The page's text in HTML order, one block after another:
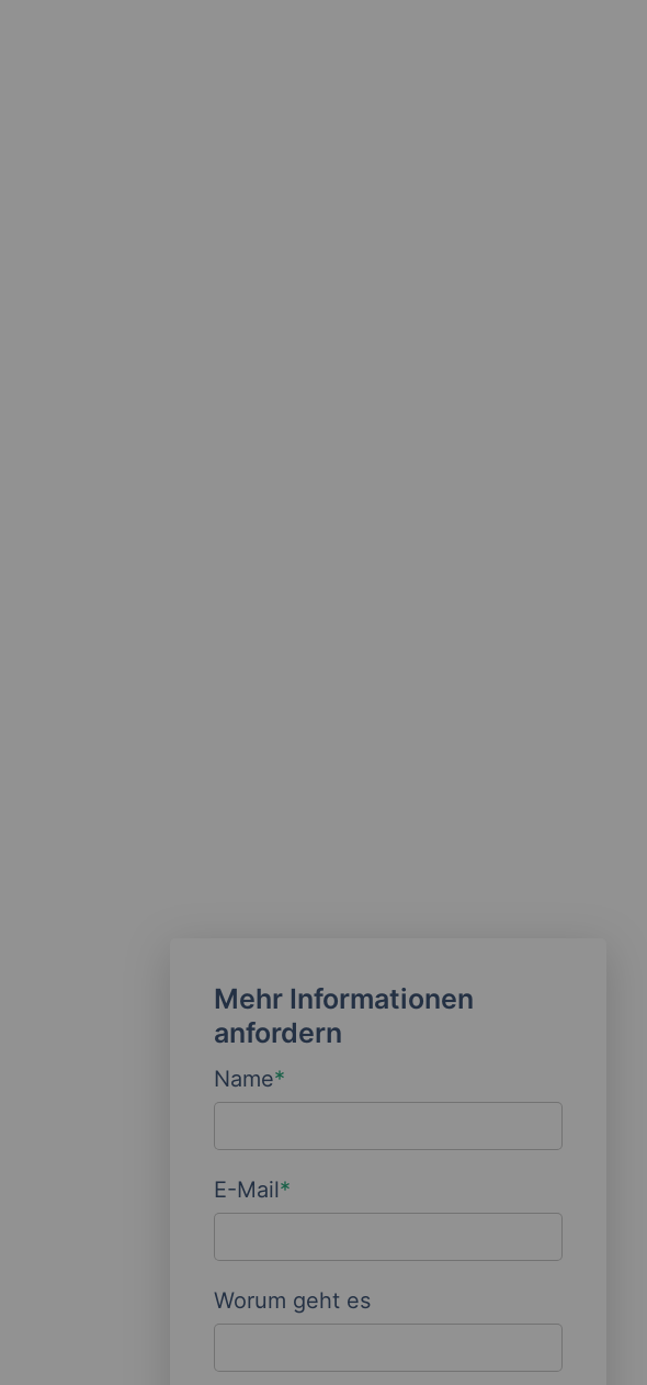
Mehr Informationen
anfordern
Name*
E-Mail*
Worum geht es